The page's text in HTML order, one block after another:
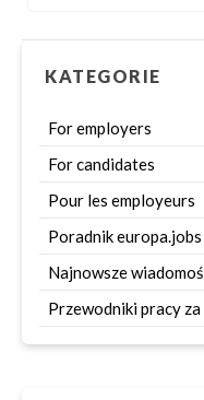
KATEGORIE
For employers
For candidates
Pour les employeurs
Poradnik
Najnowsze
Przewodniki pracy